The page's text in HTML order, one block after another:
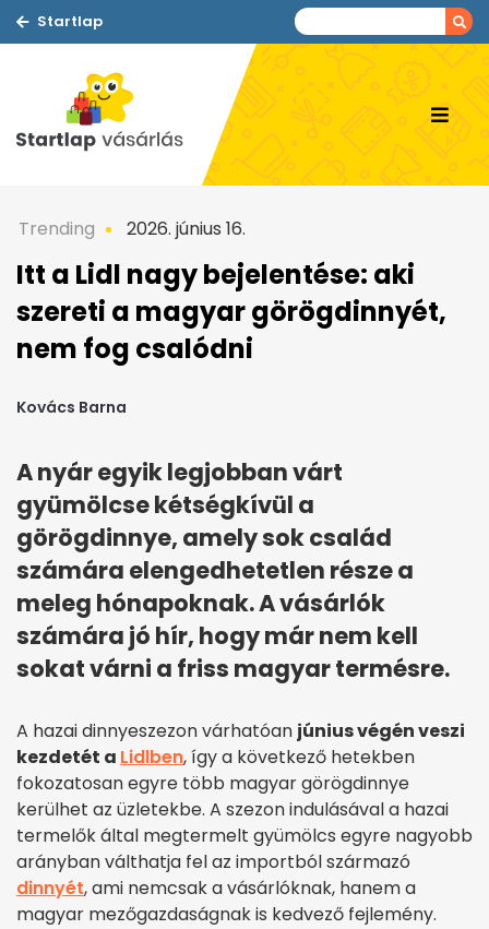
Startlap
Trending 2026. június 16.
Itt a Lidl nagy bejelentése: aki
szereti a magyar görögdinnyét,
nem fog csalódni
Kovács Barna
A nyár egyik legjobban várt
gyümölcse kétségkívül a
görögdinnye, amely sok család
számára elengedhetetlen része a
meleg hónapoknak. A vásárlók
számára jó hír, hogy már nem kell
sokat várni a friss magyar termésre.
A hazai dinnyeszezon várhatóan június végén veszi
kezdetét a Lidlben, így a következő hetekben
fokozatosan egyre több magyar görögdinnye
kerülhet az üzletekbe. A szezon indulásával a hazai
termelők által megtermelt gyümölcs egyre nagyobb
arányban válthatja fel az importból származó
dinnyét, ami nemcsak a vásárlóknak, hanem a
magyar mezőgazdaságnak is kedvező fejlemény.